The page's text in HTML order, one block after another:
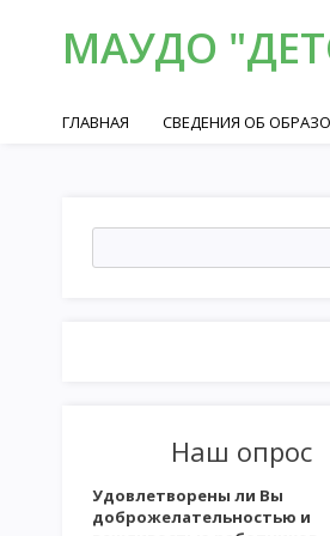
МАУДО
ГЛАВНАЯ СВЕДЕНИЯ ОБ
Наш опрос
Удовлетворены ли Вы
доброжелательностью и